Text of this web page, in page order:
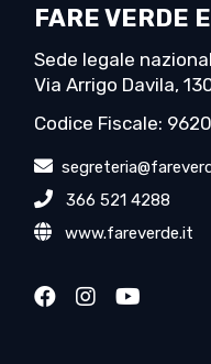
FARE VERDE
Sede legale
Via Arrigo Davila,
Codice Fiscale:
366 521 4288
www.fareverde.it